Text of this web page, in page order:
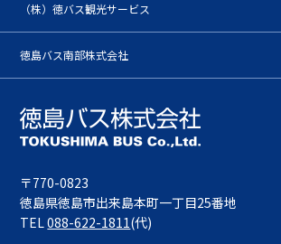
（株）徳バス観光サービス
徳島バス南部株式会社
〒770-0823
徳島県徳島市出来島本町一丁目25番地
TEL088-622-1811(代)